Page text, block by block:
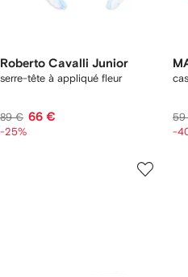
Roberto Cavalli Junior
serre-tête à appliqué fleur
89 € 66 €
-25% -